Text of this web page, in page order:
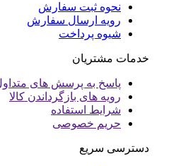
نحوه ثبت سفارش
رویه ارسال سفارش
شیوه پرداخت
خدمات مشتریان
پاسخ به پرسش های متداول
رویه های بازگرداندن کالا
شرایط استفاده
حریم خصوصی
دسترسی سریع